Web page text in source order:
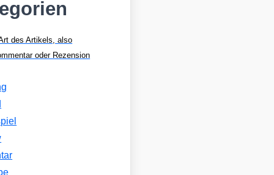
des Artikels, also
oder Rezension